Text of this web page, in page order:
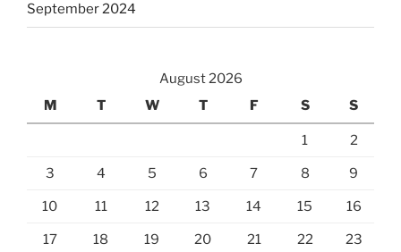
September 2024
August 2026
M
T W T F S S
1 2
3 4 5 6 7 8 9
10 11 12 13 14 15 16
17 18 19 20 21 22 23